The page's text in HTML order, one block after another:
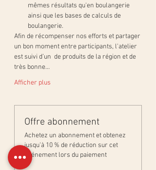
mêmes résultats qu'en boulangerie
ainsi que les bases de calculs de
boulangerie.
Afin de récompenser nos efforts et partager
un bon moment entre participants, l'atelier
est suivi d’un de produits de la région et de
très bonne…
Afficher plus
Offre abonnement
Achetez un abonnement et obtenez
jusqu'à 10 % de réduction sur cet
événement lors du paiement